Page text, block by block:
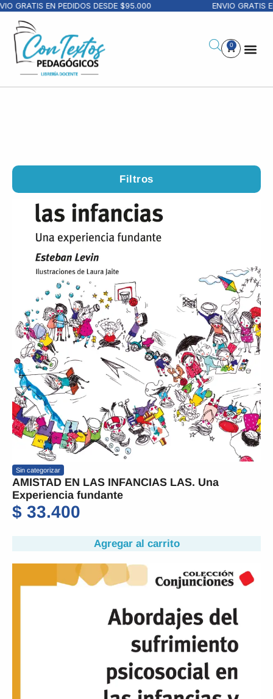
EN PEDIDOS DESDE $95.000 ENVIO GRATIS EN
0
Filtros
Sin categorizar
AMISTAD EN LAS INFANCIAS LAS. Una
Experiencia fundante
$ 33.400
Agregar al carrito